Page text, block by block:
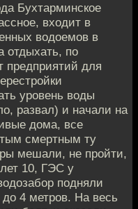
Бухтарминское
входит в
водоемов в
отдыхать, по
предприятий для
уровень воды
развал) и начали на
дома, все
смертным ту
мешали, не пройти,
10, ГЭС у
подняли
4 метров. На весь